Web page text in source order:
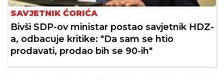
SAVJETNIK ĆORIĆA
Bivši SDP-ov ministar postao savjetnik HDZ-
a, odbacuje kritike: "Da sam se htio
prodavati, prodao bih se 90-ih"